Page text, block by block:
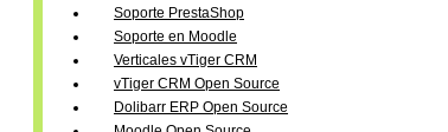
Soporte PrestaShop
Soporte en Moodle
Verticales vTiger CRM
vTiger CRM Open Source
Dolibarr ERP Open Source